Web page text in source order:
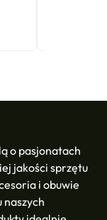
o pasjonatach
jakości sprzętu
i obuwie